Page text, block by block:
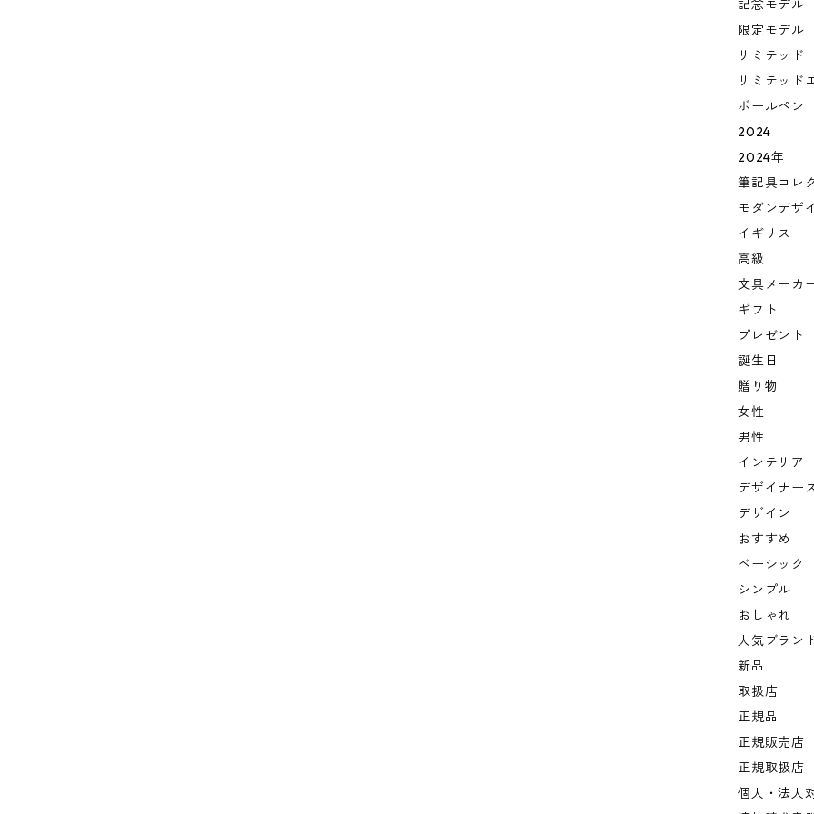
記念モデル
限定モデル
リミテッド
リミテッド
ボールペン
2024
2024年
筆記具コレ
モダンデザ
イギリス
高級
文具メーカ
ギフト
プレゼント
誕生日
贈り物
女性
男性
インテリア
デザイナー
デザイン
おすすめ
ベーシック
シンプル
おしゃれ
人気ブラン
新品
取扱店
正規品
正規販売店
正規取扱店
個人・法人